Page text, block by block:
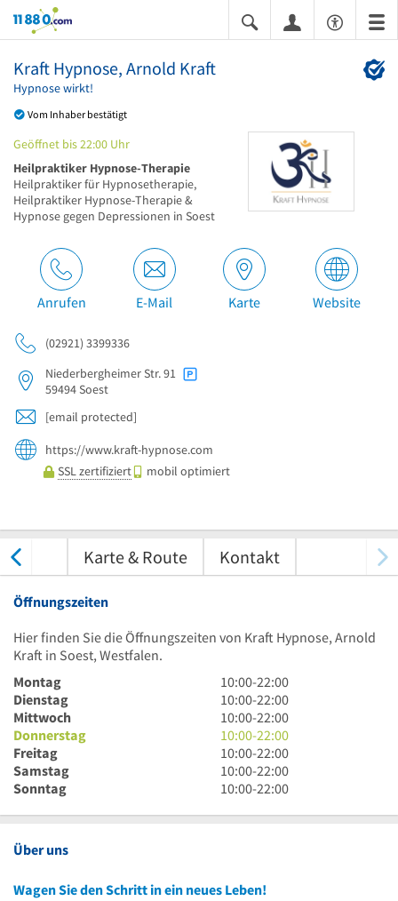
11880.com
Kraft Hypnose, Arnold Kraft
Hypnose wirkt!
Vom Inhaber bestätigt
Geöffnet bis 22:00 Uhr
Heilpraktiker Hypnose-Therapie
Heilpraktiker für Hypnosetherapie,
Heilpraktiker Hypnose-Therapie &
Hypnose gegen Depressionen in Soest
Anrufen E-Mail Karte Website
(02921) 3399336
Niederbergheimer Str. 91
59494Soest
[email protected]
https://www.kraft-hypnose.com
SSL zertifiziert
mobil optimiert
Karte & Route Kontakt
Öffnungszeiten
Hier finden Sie die Öffnungszeiten von Kraft Hypnose, Arnold
Kraft in Soest, Westfalen.
Montag
10
Uhr
bis
22
Uhr
10:00-22:00
Dienstag
10
Uhr
bis
22
Uhr
10:00-22:00
Mittwoch
10
Uhr
bis
22
Uhr
10:00-22:00
Donnerstag
10
Uhr
bis
22
10:00-22:00
Freitag
10
Uhr
bis
Uhr
10:00-22:00
Samstag
10
Uhr
22
10:00-22:00
Sonntag
10
bis
10:00-22:00
Über uns
Wagen Sie den Schritt in ein neues Leben!